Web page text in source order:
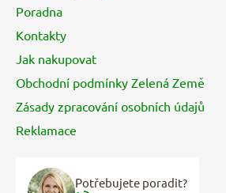
Poradna
Kontakty
Jak nakupovat
Obchodní podmínky Zelená Země
Zásady zpracování osobních údajů
Reklamace
Potřebujete poradit?